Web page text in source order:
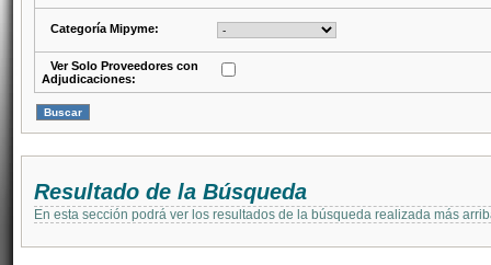
Categoría Mipyme:
Ver Solo Proveedores con
Adjudicaciones:
Resultado de la Búsqueda
En esta sección podrá ver los resultados de la búsqueda realizada más